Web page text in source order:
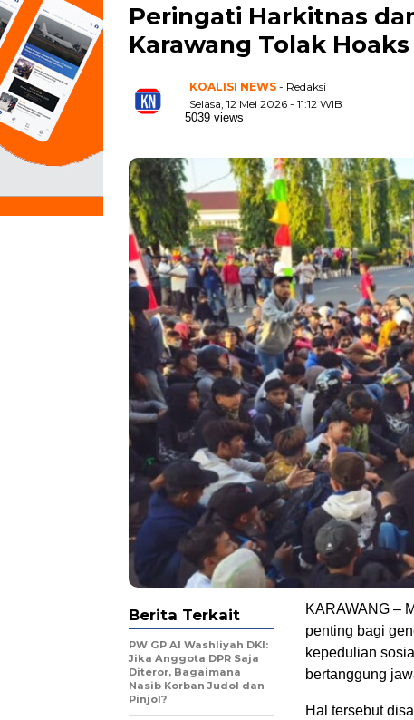
Peringati Harkitnas
Karawang Tolak
KOALISI NEWS - Redaksi
Selasa, 12 Mei 2026 - 11:12 WIB
5039 views
KARAWANG –
penting bagi
kepedulian
bertanggung
Hal tersebut
Berita Terkait
PW GP Al Washliyah DKI:
Jika Anggota DPR Saja
Diteror, Bagaimana
Nasib Korban Judol dan
Pinjol?